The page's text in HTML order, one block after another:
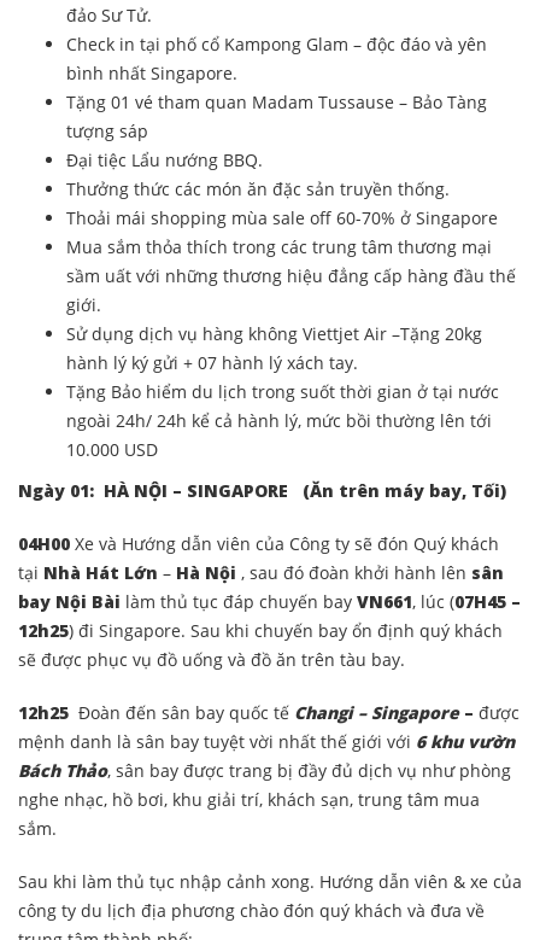
đảo Sư Tử.
Check in tại phố cổ Kampong Glam – độc đáo và yên
bình nhất Singapore.
Tặng 01 vé tham quan Madam Tussause – Bảo Tàng
tượng sáp
Đại tiệc Lẩu nướng BBQ.
Thưởng thức các món ăn đặc sản truyền thống.
Thoải mái shopping mùa sale off 60-70% ở Singapore
Mua sắm thỏa thích trong các trung tâm thương mại
sầm uất với những thương hiệu đẳng cấp hàng đầu thế
giới.
Sử dụng dịch vụ hàng không Viettjet Air –Tặng 20kg
hành lý ký gửi + 07 hành lý xách tay.
Tặng Bảo hiểm du lịch trong suốt thời gian ở tại nước
ngoài 24h/ 24h kể cả hành lý, mức bồi thường lên tới
10.000 USD
Ngày 01: HÀ NỘI – SINGAPORE
(Ăn trên máy bay, Tối)
04H00 Xe và Hướng dẫn viên của Công ty sẽ đón Quý khách
tại Nhà Hát Lớn – Hà Nội , sau đó đoàn khởi hành lên sân
bay Nội Bài làm thủ tục đáp chuyến bay VN661, lúc (07H45 –
12h25) đi Singapore. Sau khi chuyến bay ổn định quý khách
sẽ được phục vụ đồ uống và đồ ăn trên tàu bay.
12h25 Đoàn đến sân bay quốc tế Changi – Singapore– được
mệnh danh là sân bay tuyệt vời nhất thế giới với 6 khu vườn
Bách Thảo, sân bay được trang bị đầy đủ dịch vụ như phòng
nghe nhạc, hồ bơi, khu giải trí, khách sạn, trung tâm mua
sắm.
Sau khi làm thủ tục nhập cảnh xong. Hướng dẫn viên & xe của
công ty du lịch địa phương chào đón quý khách và đưa về